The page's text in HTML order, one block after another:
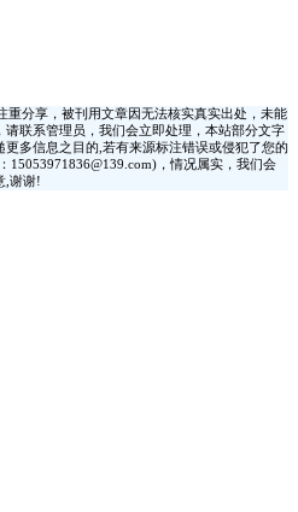
重分享，被刊用文章因无法核实真实出处，未能
联系管理员，我们会立即处理，本站部分文字
多信息之目的,若有来源标注错误或侵犯了您的
15053971836@139.com)，情况属实，我们会
,谢谢!